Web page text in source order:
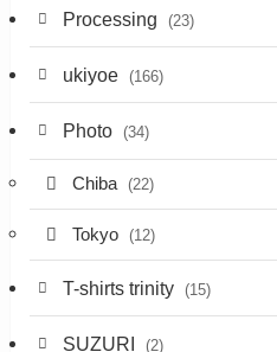
Processing (23)
ukiyoe (166)
Photo (34)
Chiba (22)
Tokyo (12)
T-shirts trinity (15)
SUZURI (2)